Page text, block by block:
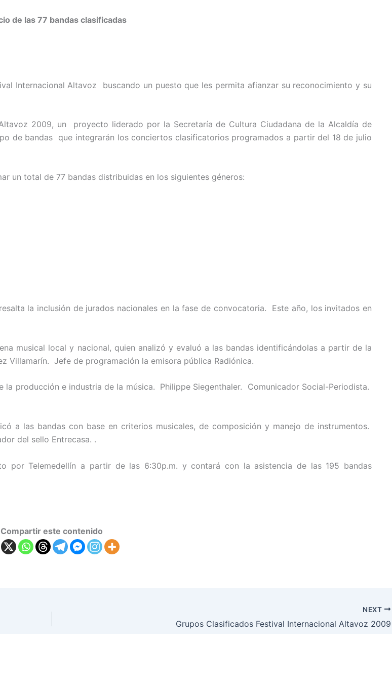
de las 77 bandas clasificadas
Internacional Altavoz buscando un puesto que les permita afianzar su reconocimiento y su
2009, un proyecto liderado por la Secretaría de Cultura Ciudadana de la Alcaldía de
de bandas que integrarán los conciertos clasificatorios programados a partir del 18 de julio
un total de 77 bandas distribuidas en los siguientes géneros:
la inclusión de jurados nacionales en la fase de convocatoria. Este año, los invitados en
musical local y nacional, quien analizó y evaluó a las bandas identificándolas a partir de la
Villamarín. Jefe de programación la emisora pública Radiónica.
la producción e industria de la música. Philippe Siegenthaler. Comunicador Social-Periodista.
a las bandas con base en criterios musicales, de composición y manejo de instrumentos.
del sello Entrecasa. .
por Telemedellín a partir de las 6:30p.m. y contará con la asistencia de las 195 bandas
Compartir este contenido
NEXT
Grupos Clasificados Festival Internacional Altavoz 2009